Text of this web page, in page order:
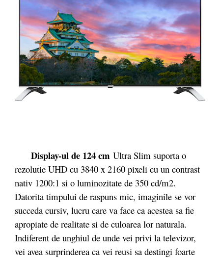
Display-ul de 124 cm Ultra Slim suporta o
rezolutie UHD cu 3840 x 2160 pixeli cu un contrast
nativ 1200:1 si o luminozitate de 350 cd/m2.
Datorita timpului de raspuns mic, imaginile se vor
succeda cursiv, lucru care va face ca acestea sa fie
apropiate de realitate si de culoarea lor naturala.
Indiferent de unghiul de unde vei privi la televizor,
vei avea surprinderea ca vei reusi sa destingi foarte